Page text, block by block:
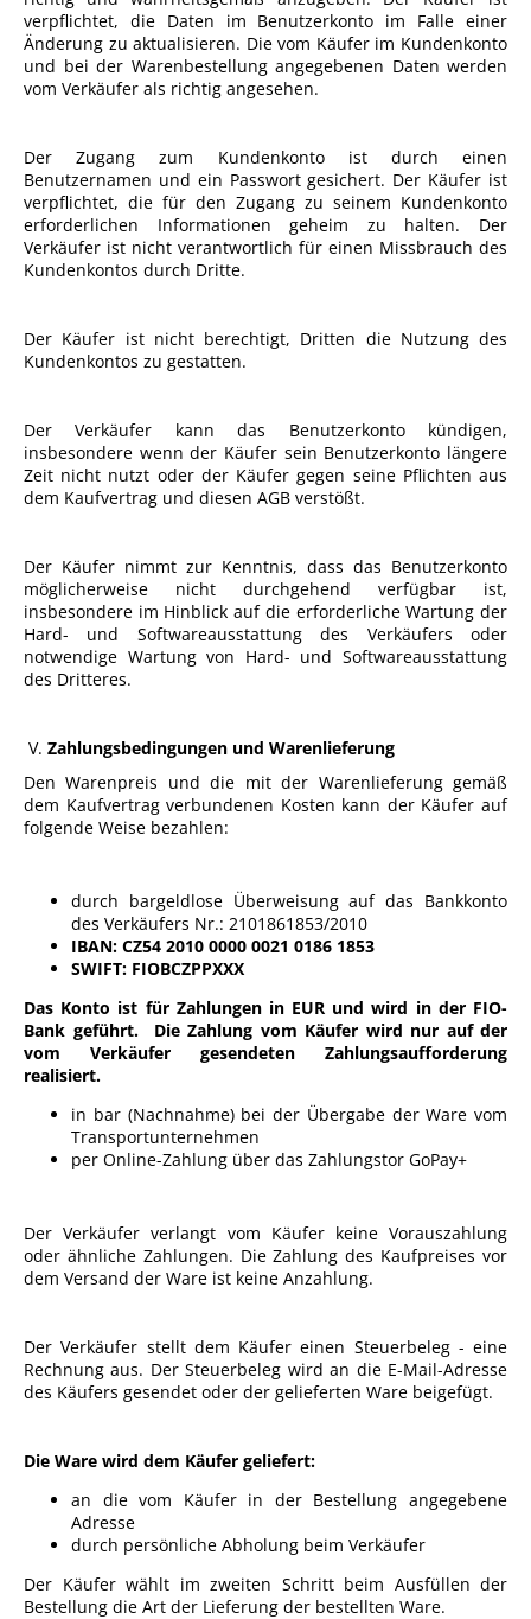
verpflichtet, die Daten im Benutzerkonto im Falle einer
Änderung zu aktualisieren. Die vom Käufer im Kundenkonto
und bei der Warenbestellung angegebenen Daten werden
vom Verkäufer als richtig angesehen.
Der Zugang zum Kundenkonto ist durch einen
Benutzernamen und ein Passwort gesichert. Der Käufer ist
verpflichtet, die für den Zugang zu seinem Kundenkonto
erforderlichen Informationen geheim zu halten. Der
Verkäufer ist nicht verantwortlich für einen Missbrauch des
Kundenkontos durch Dritte.
Der Käufer ist nicht berechtigt, Dritten die Nutzung des
Kundenkontos zu gestatten.
Der Verkäufer kann das Benutzerkonto kündigen,
insbesondere wenn der Käufer sein Benutzerkonto längere
Zeit nicht nutzt oder der Käufer gegen seine Pflichten aus
dem Kaufvertrag und diesen AGB verstößt.
Der Käufer nimmt zur Kenntnis, dass das Benutzerkonto
möglicherweise nicht durchgehend verfügbar ist,
insbesondere im Hinblick auf die erforderliche Wartung der
Hard- und Softwareausstattung des Verkäufers oder
notwendige Wartung von Hard- und Softwareausstattung
des Dritteres.
V. Zahlungsbedingungen und Warenlieferung
Den Warenpreis und die mit der Warenlieferung gemäß
dem Kaufvertrag verbundenen Kosten kann der Käufer auf
folgende Weise bezahlen:
durch bargeldlose Überweisung auf das Bankkonto
des Verkäufers Nr.: 2101861853/2010
IBAN: CZ54 2010 0000 0021 0186 1853
SWIFT: FIOBCZPPXXX
Das Konto ist für Zahlungen in EUR und wird in der FIO-
Bank geführt. Die Zahlung vom Käufer wird nur auf der
vom Verkäufer gesendeten Zahlungsaufforderung
realisiert.
in bar (Nachnahme) bei der Übergabe der Ware vom
Transportunternehmen
per Online-Zahlung über das Zahlungstor GoPay+
Der Verkäufer verlangt vom Käufer keine Vorauszahlung
oder ähnliche Zahlungen. Die Zahlung des Kaufpreises vor
dem Versand der Ware ist keine Anzahlung.
Der Verkäufer stellt dem Käufer einen Steuerbeleg - eine
Rechnung aus. Der Steuerbeleg wird an die E-Mail-Adresse
des Käufers gesendet oder der gelieferten Ware beigefügt.
Die Ware wird dem Käufer geliefert:
an die vom Käufer in der Bestellung angegebene
Adresse
durch persönliche Abholung beim Verkäufer
Der Käufer wählt im zweiten Schritt beim Ausfüllen der
Bestellung die Art der Lieferung der bestellten Ware.